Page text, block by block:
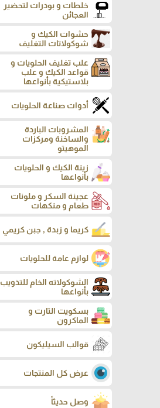
خلطات و بودرات لتحضير
العجائن
حشوات الكيك و
شوكولاتات التغليف
علب تغليف الحلويات و
قواعد الكيك و علب
بلاستيكية بأنواعها
أدوات صناعة الحلويات
المشروبات الباردة
والساخنة ومركزات
الموهيتو
زينة الكيك و الحلويات
بأنواعها
عجينة السكر و ملونات
طعام و منكهات
كريما و زبدة , جبن كريمي
لوازم عامة للحلويات
الشوكولاته الخام للتذويب
بأنواعها
بسكويت التارت و
الماكرون
قوالب السيليكون
عرض كل المنتجات
وصل حديثاً